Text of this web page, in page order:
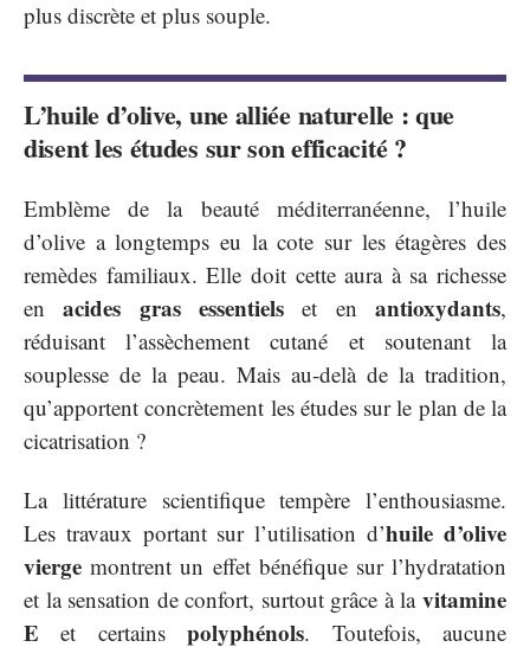
plus discrète et plus souple.
L’huile d’olive, une alliée naturelle : que
disent les études sur son efficacité ?
Emblème de la beauté méditerranéenne, l’huile
d’olive a longtemps eu la cote sur les étagères des
remèdes familiaux. Elle doit cette aura à sa richesse
enacides gras essentiels et enantioxydants,
réduisant l’assèchement cutané et soutenant la
souplesse de la peau. Mais au-delà de la tradition,
qu’apportent concrètement les études sur le plan de la
cicatrisation ?
La littérature scientifique tempère l’enthousiasme.
Les travaux portant sur l’utilisation d’huile d’olive
vierge montrent un effet bénéfique sur l’hydratation
et la sensation de confort, surtout grâce à la vitamine
E et certainspolyphénols. Toutefois, aucune